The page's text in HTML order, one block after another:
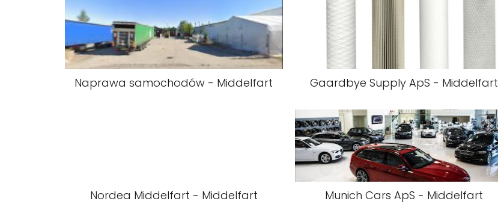
Naprawa samochodów - Middelfart Gaardbye Supply ApS - Middelfart
Nordea Middelfart - Middelfart Munich Cars ApS - Middelfart